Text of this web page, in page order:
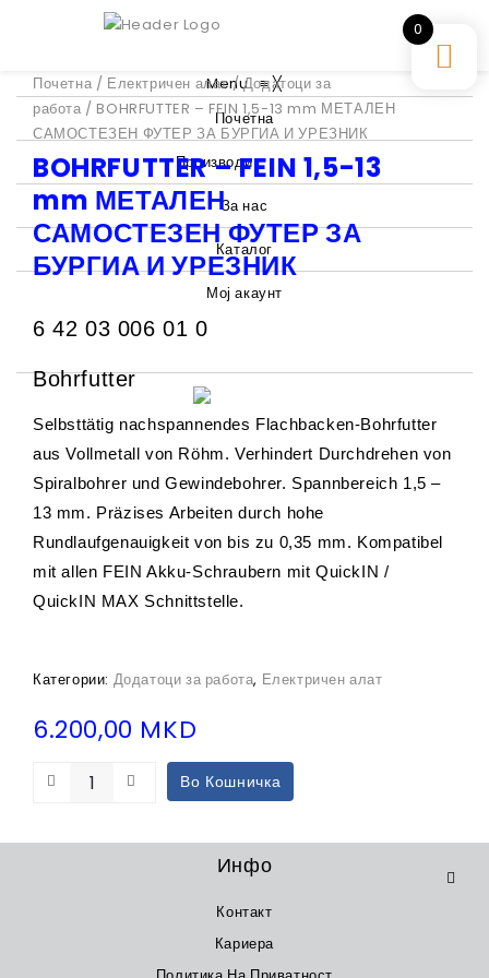
Menu≡╳
Почетна
Производи
За нас
Каталог
Мој акаунт
Почетна / Електричен алат/Додатоци за
работа / BOHRFUTTER – FEIN 1,5-13 mm МЕТАЛЕН
САМОСТЕЗЕН ФУТЕР ЗА БУРГИА И УРЕЗНИК
BOHRFUTTER – FEIN 1,5-13
mm МЕТАЛЕН
САМОСТЕЗЕН ФУТЕР ЗА
БУРГИА И УРЕЗНИК
6 42 03 006 01 0
Bohrfutter
Selbsttätig nachspannendes Flachbacken-Bohrfutter
aus Vollmetall von Röhm. Verhindert Durchdrehen von
Spiralbohrer und Gewindebohrer. Spannbereich 1,5 –
13 mm. Präzises Arbeiten durch hohe
Rundlaufgenauigkeit von bis zu 0,35 mm. Kompatibel
mit allen FEIN Akku-Schraubern mit QuickIN /
QuickIN MAX Schnittstelle.
Категории: Додатоци за работа, Електричен алат
6.200,00 MKD
Во Кошничка
Инфо
Контакт
Кариера
0